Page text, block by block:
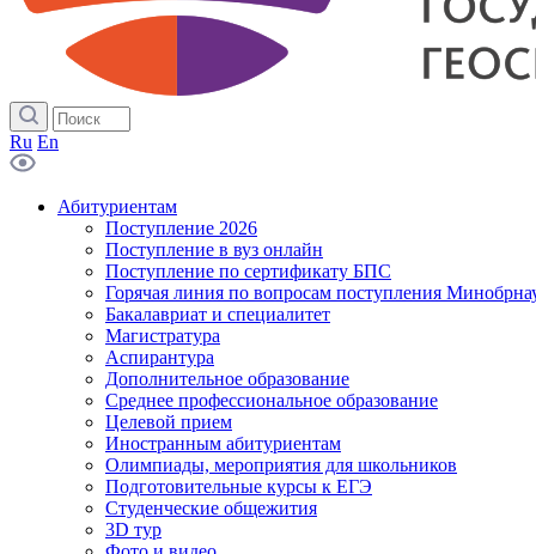
Ru En
Абитуриентам
Поступление 2026
Поступление в вуз онлайн
Поступление по сертификату БПС
Горячая линия по вопросам поступления
Бакалавриат и специалитет
Магистратура
Аспирантура
Дополнительное образование
Среднее профессиональное образование
Целевой прием
Иностранным абитуриентам
Олимпиады, мероприятия для школьников
Подготовительные курсы к ЕГЭ
Студенческие общежития
3D тур